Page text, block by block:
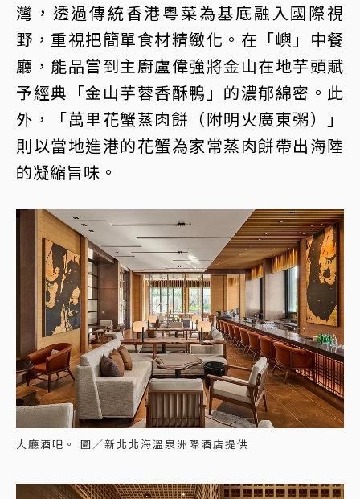
灣，透過傳統香港粵菜為基底融入國際視
野，重視把簡單食材精緻化。在「嶼」中餐
廳，能品嘗到主廚盧偉強將金山在地芋頭賦
予經典「金山芋蓉香酥鴨」的濃郁綿密。此
外，「萬里花蟹蒸肉餅（附明火廣東粥）」
則以當地進港的花蟹為家常蒸肉餅帶出海陸
的凝縮旨味。
大廳酒吧。 圖／新北北海溫泉洲際酒店提供